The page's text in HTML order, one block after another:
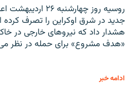
روسیه روز
جدید در شرق اوکراین را تصرف
هشدار داد که نیروهای خارجی در
«هدف مشروع» برای حمله در نظر
ادامه خبر